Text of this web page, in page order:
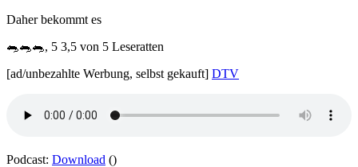
Daher bekommt es
🐀🐀🐀, 5 3,5 von 5 Leseratten
[ad/unbezahlte Werbung, selbst gekauft] DTV
Podcast: Download ()